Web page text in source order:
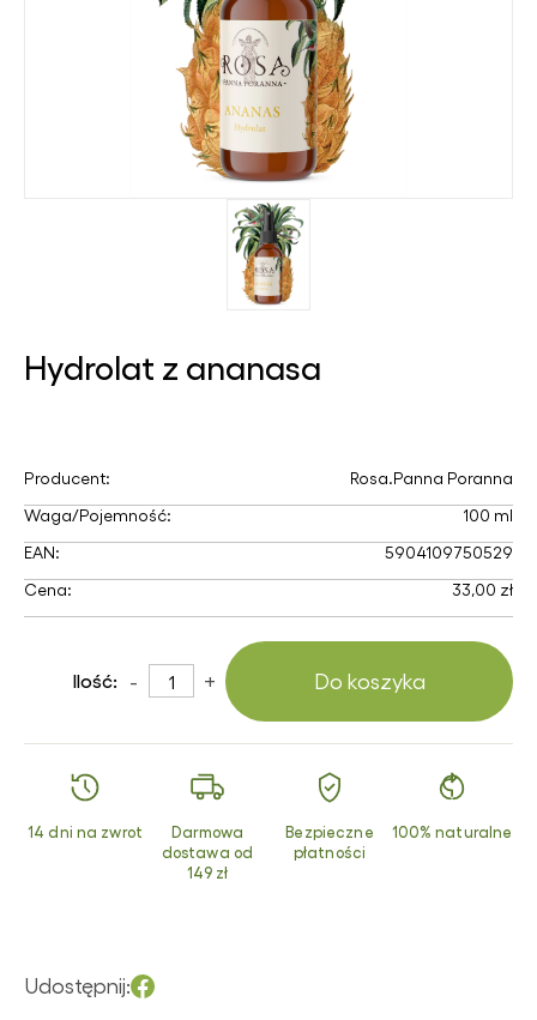
Hydrolat z ananasa
Producent:
Rosa.Panna Poranna
Waga/Pojemność:
100 ml
EAN:
5904109750529
Cena:
33,00 zł
Ilość: - + Do koszyka
14 dni na zwrot
Darmowa
dostawa od
149 zł
Bezpieczne
płatności
100% naturalne
Udostępnij: